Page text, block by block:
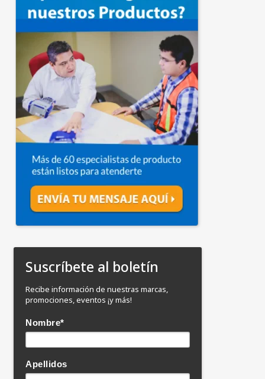
Suscríbete al boletín
Recibe información de nuestras marcas,
promociones, eventos ¡y más!
Nombre*
Apellidos